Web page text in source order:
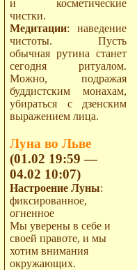
и косметические
чистки.
Медитации: наведение
чистоты. Пусть
обычная рутина станет
сегодня ритуалом.
Можно, подражая
буддистским монахам,
убираться с дзенским
выражением лица.
Луна во Льве
(01.02 19:59 —
04.02 10:07)
Настроение Луны:
фиксированное,
огненное
Мы уверены в себе и
своей правоте, и мы
хотим внимания
окружающих.